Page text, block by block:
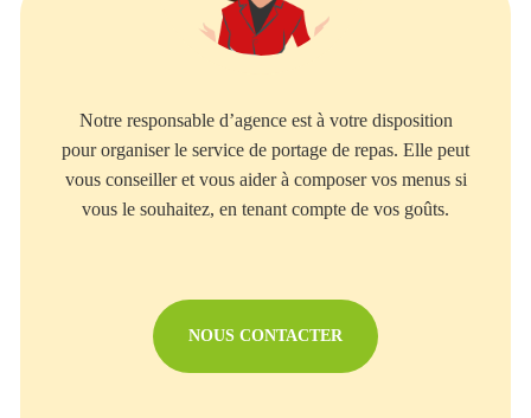
Notre responsable d’agence est à votre disposition
pour organiser le service de portage de repas. Elle peut
vous conseiller et vous aider à composer vos menus si
vous le souhaitez, en tenant compte de vos goûts.
NOUS CONTACTER